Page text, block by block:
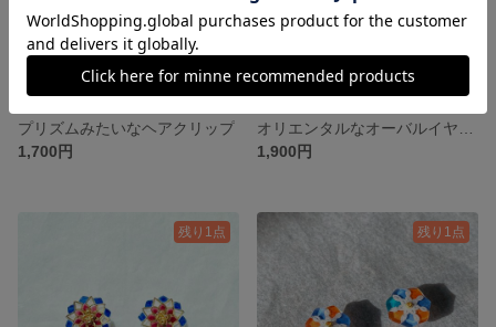
プリズムみたいなヘアクリップ
1,700円
1,900円
残り1点 残り1点